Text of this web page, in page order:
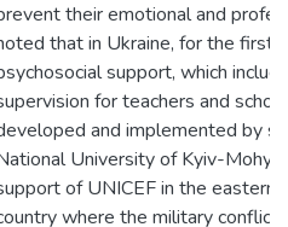
their emotional and
that in Ukraine, for the first
support, which
for teachers and
and implemented by
University of Kyiv-
of UNICEF in the eastern
where the military conflict